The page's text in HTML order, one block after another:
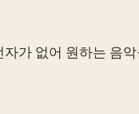
가 없어 원하는 음악